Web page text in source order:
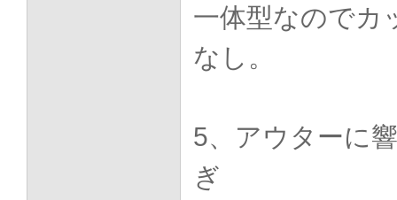
一体型なのでカ
なし。
5、アウターに
ぎ